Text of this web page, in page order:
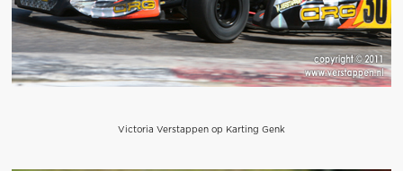
Victoria Verstappen op Karting Genk